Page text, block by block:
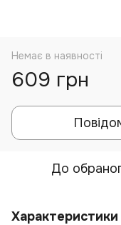
Немає в наявності
609 грн
До
Характеристики